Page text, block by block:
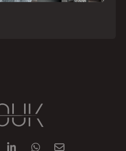
  